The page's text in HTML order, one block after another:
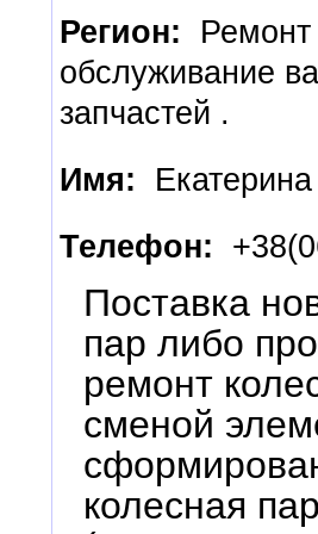
Регион:
Ремонт
обслуживание
запчастей .
Имя:
Екатерина
Телефон:
Поставка
пар либо
ремонт
сменой
колесная